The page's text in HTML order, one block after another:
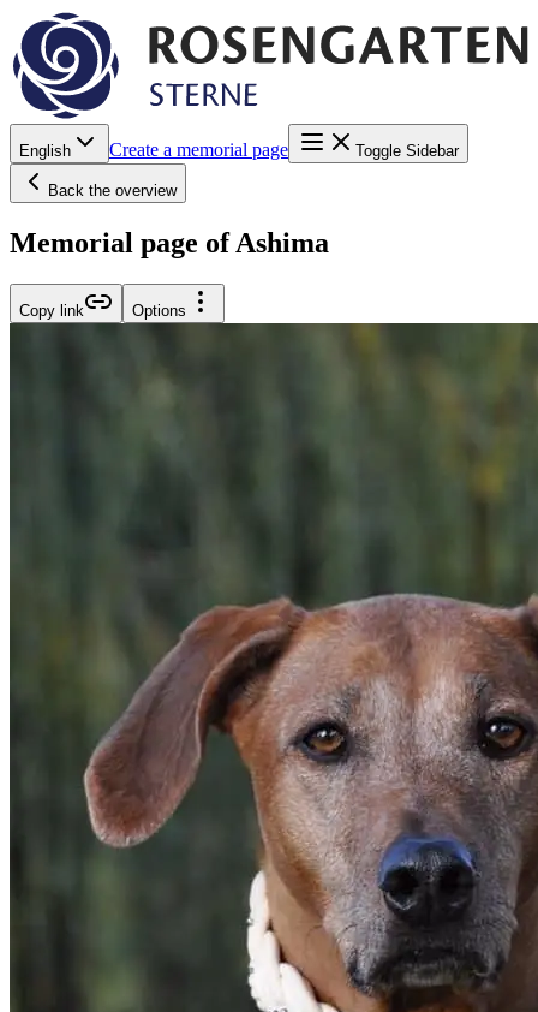
English Create a memorial page Toggle Sidebar
Back the overview
Memorial page of Ashima
Copy link Options